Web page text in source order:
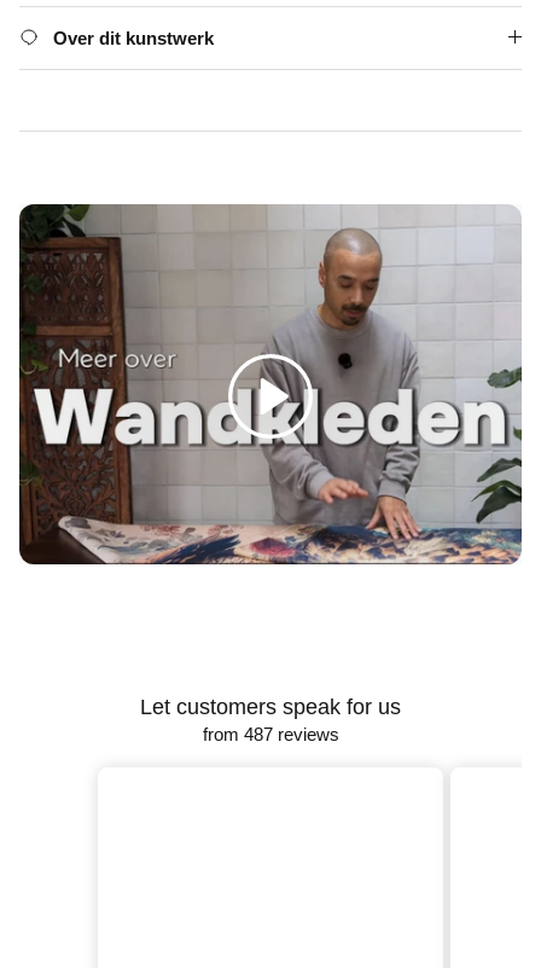
Over dit kunstwerk
Spelen
Let customers speak for us
from 487 reviews